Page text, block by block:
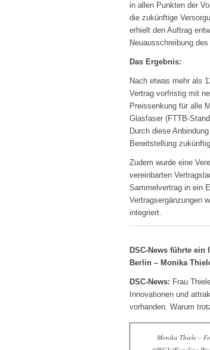
in allen Punkten der
die zukünftige
erhielt den Auftrag
Neuausschreibung
Das Ergebnis:
Nach etwas mehr als
Vertrag vorfristig mit
Preissenkung für alle
Glasfaser (FTTB-
Durch diese
Bereitstellung
Zudem wurde eine
vereinbarten
Sammelvertrag in ein
Vertragsergänzungen
integriert.
DSC-News führte
Berlin – Monika
DSC-News: Frau
Innovationen und
vorhanden. Warum
Monika Thiele –